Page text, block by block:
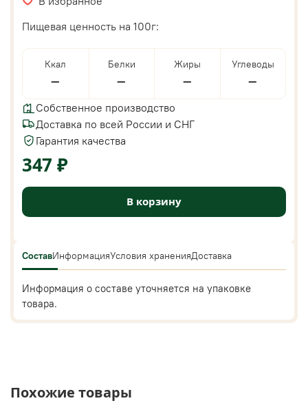
Пищевая ценность на 100г:
Ккал
—
Белки
—
Жиры
—
Углеводы
—
Собственное производство
Доставка по всей России и СНГ
Гарантия качества
347 ₽
В корзину
СоставИнформацияУсловия храненияДоставка
Информация о составе уточняется на упаковке
товара.
Похожие товары